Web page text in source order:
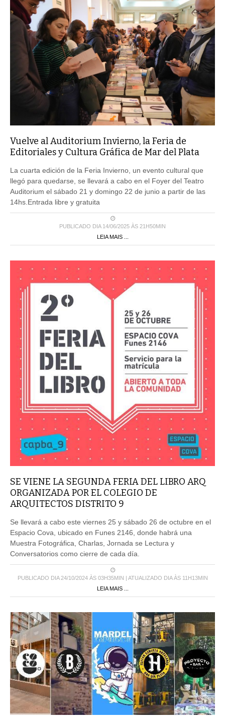
Vuelve al Auditorium Invierno, la Feria de
Editoriales y Cultura Gráfica de Mar del Plata
La cuarta edición de la Feria Invierno, un evento cultural que
llegó para quedarse, se llevará a cabo en el Foyer del Teatro
Auditorium el sábado 21 y domingo 22 de junio a partir de las
14hs.Entrada libre y gratuita
PUBLICADO DIA 14/06/2025 ÀS 21H50MIN
LEIA MAIS ...
SE VIENE LA SEGUNDA FERIA DEL LIBRO ARQ
ORGANIZADA POR EL COLEGIO DE
ARQUITECTOS DISTRITO 9
Se llevará a cabo este viernes 25 y sábado 26 de octubre en el
Espacio Cova, ubicado en Funes 2146, donde habrá una
Muestra Fotográfica, Charlas, Jornada se Lectura y
Conversatorios como cierre de cada día.
PUBLICADO DIA 24/10/2024 ÀS 03H35MIN | ATUALIZADO DIA ÀS 11H13MIN
LEIA MAIS ...